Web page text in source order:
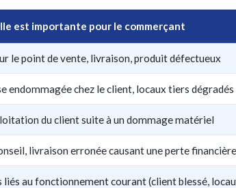
est importante pour le commerçant
le point de vente, livraison, produit défectueux
endommagée chez le client, locaux tiers dégradés
du client suite à un dommage matériel
livraison erronée causant une perte
liés au fonctionnement courant (client blessé,